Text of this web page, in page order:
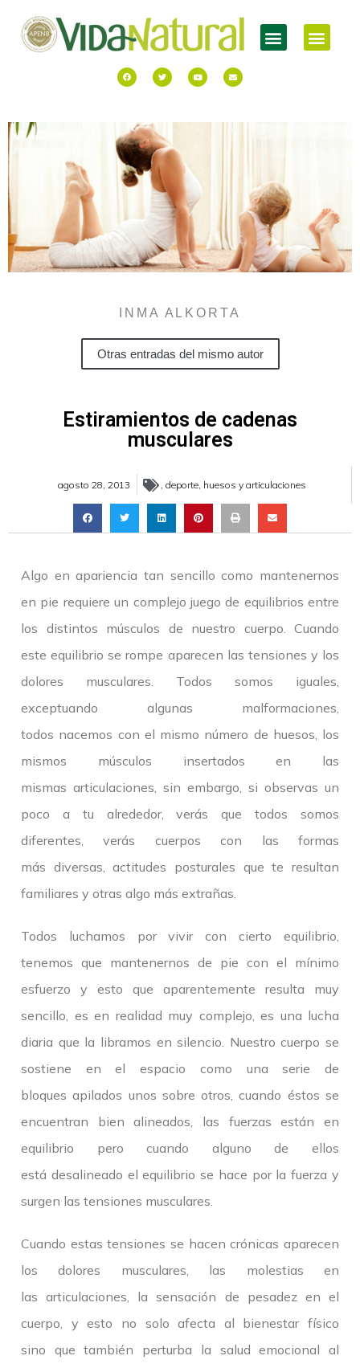
INMA ALKORTA
Otras entradas del mismo autor
Estiramientos de cadenas
musculares
agosto 28, 2013 , deporte, huesos y articulaciones
Algo en apariencia tan sencillo como mantenernos
en pie requiere un complejo juego de equilibrios entre
los distintos músculos de nuestro cuerpo. Cuando
este equilibrio se rompe aparecen las tensiones y los
dolores musculares. Todos somos iguales,
exceptuando algunas malformaciones,
todos nacemos con el mismo número de huesos, los
mismos músculos insertados en las
mismas articulaciones, sin embargo, si observas un
poco a tu alrededor, verás que todos somos
diferentes, verás cuerpos con las formas
más diversas, actitudes posturales que te resultan
familiares y otras algo más extrañas.
Todos luchamos por vivir con cierto equilibrio,
tenemos que mantenernos de pie con el mínimo
esfuerzo y esto que aparentemente resulta muy
sencillo, es en realidad muy complejo, es una lucha
diaria que la libramos en silencio. Nuestro cuerpo se
sostiene en el espacio como una serie de
bloques apilados unos sobre otros, cuando éstos se
encuentran bien alineados, las fuerzas están en
equilibrio pero cuando alguno de ellos
está desalineado el equilibrio se hace por la fuerza y
surgen las tensiones musculares.
Cuando estas tensiones se hacen crónicas aparecen
los dolores musculares, las molestias en
las articulaciones, la sensación de pesadez en el
cuerpo, y esto no solo afecta al bienestar físico
sino que también perturba la salud emocional al